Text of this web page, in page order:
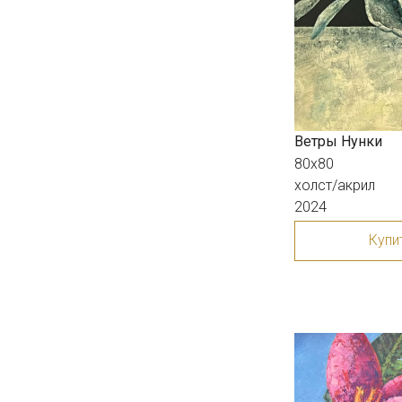
80х80
холст/акрил
2024
Ветры Нунки